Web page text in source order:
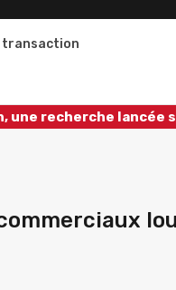
transaction
une recherche lancée